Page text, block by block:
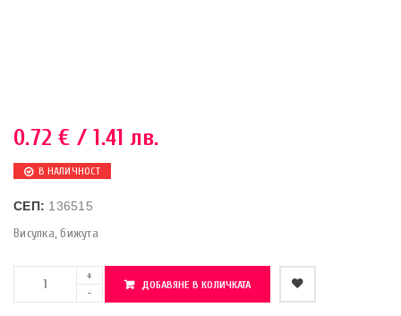
0.72€ / 1.41 лв.
В НАЛИЧНОСТ
СЕП: 136515
Висулка, бижута
ДОБАВЯНЕ В КОЛИЧКАТА